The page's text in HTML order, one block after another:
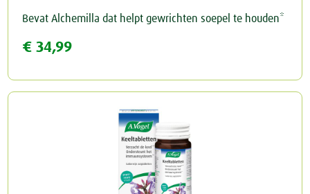
Bevat Alchemilla dat helpt gewrichten soepel te houden*
€ 34,99